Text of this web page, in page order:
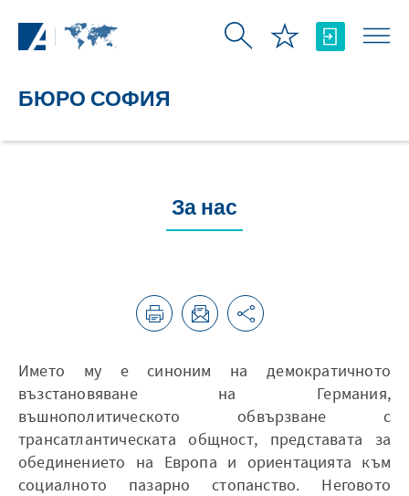
БЮРО СОФИЯ
За нас
Името му е синоним на демократичното
възстановяване на Германия,
въшнополитическото обвързване с
трансатлантическата общност, представата за
обединението на Европа и ориентацията към
социалното пазарно стопанство. Неговото